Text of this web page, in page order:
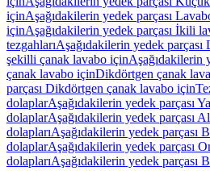
içinAşağıdakilerin yedek parçası
içinAşağıdakilerin yedek parçası İkili
tezgahlarıAşağıdakilerin yedek parçası
şekilli çanak lavabo içinAşağıdakilerin
çanak lavabo içinDikdörtgen çanak
parçası Dikdörtgen çanak lavabo için
dolaplarAşağıdakilerin yedek parçası
dolaplarAşağıdakilerin yedek parçası
dolaplarıAşağıdakilerin yedek parçası
dolaplarAşağıdakilerin yedek parçası
dolaplarıAşağıdakilerin yedek parçası